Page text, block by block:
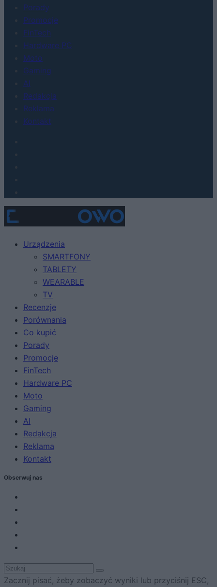
Porady
Promocje
FinTech
Hardware PC
Moto
Gaming
AI
Redakcja
Reklama
Kontakt
Urządzenia
SMARTFONY
TABLETY
WEARABLE
TV
Recenzje
Porównania
Co kupić
Porady
Promocje
FinTech
Hardware PC
Moto
Gaming
AI
Redakcja
Reklama
Kontakt
Obserwuj nas
Zacznij pisać, żeby zobaczyć wyniki lub przyciśnij ESC,